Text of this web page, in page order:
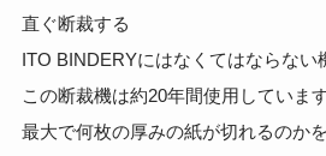
直ぐ断裁する
ITO BINDERYにはなくてはならない
この断裁機は約20年間使用しています
最大で何枚の厚みの紙が切れるのか